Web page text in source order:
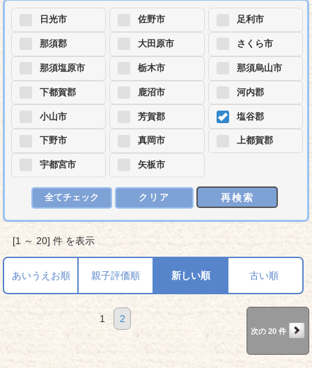
日光市
那須郡
那須塩原市
下都賀郡
小山市
下野市
宇都宮市
佐野市
大田原市
栃木市
鹿沼市
芳賀郡
真岡市
矢板市
足利市
さくら市
那須烏山市
河内郡
塩谷郡
上都賀郡
全てチェック クリア 再検索
[1 ～ 20] 件 を表示
あいうえお順 親子評価順 新しい順 古い順
1 2
次の 20 件